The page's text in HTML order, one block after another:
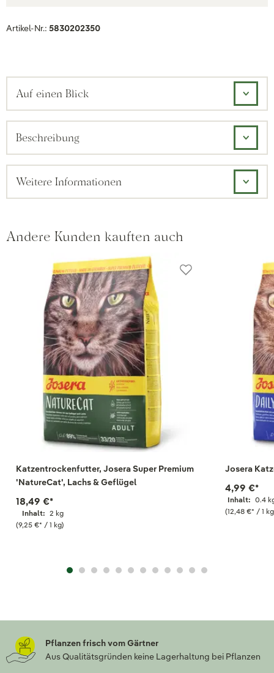
Artikel-Nr.: 5830202350
Auf einen Blick
Beschreibung
Weitere Informationen
Andere Kunden kauften auch
Katzentrockenfutter, Josera Super Premium
'NatureCat', Lachs & Geflügel
Inhalt: 2 kg
(9,25 €* / 1 kg)
18,49 €*
Josera
Inhalt: 0.4
(12,48 €* / 1
4,99 €*
Pflanzen frisch vom Gärtner
Aus Qualitätsgründen keine Lagerhaltung bei Pflanzen